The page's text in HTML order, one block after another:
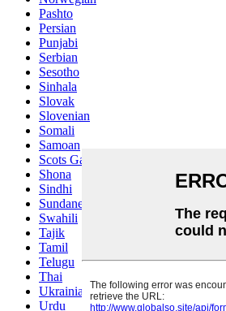
Pashto
Persian
Punjabi
Serbian
Sesotho
Sinhala
Slovak
Slovenian
Somali
Samoan
Scots Gaelic
Shona
Sindhi
Sundanese
Swahili
Tajik
Tamil
Telugu
Thai
Ukrainian
Urdu